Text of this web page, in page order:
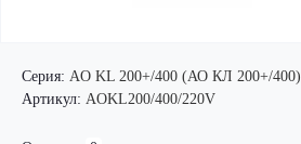
Серия: AO KL 200+/400 (АО КЛ 200+/400)
Артикул: AOKL200/400/220V